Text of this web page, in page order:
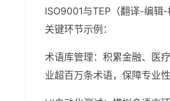
ISO9001与TEP（翻译-编辑-
关键环节示例：
术语库管理：积累金融、医
业超百万条术语，保障专业性